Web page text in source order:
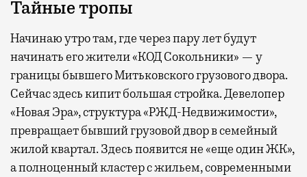
Тайные тропы
Начинаю утро там, где через пару лет будут
начинать его жители «КОД Сокольники» — у
границы бывшего Митьковского грузового двора.
Сейчас здесь кипит большая стройка. Девелопер
«Новая Эра», структура «РЖД-Недвижимости»,
превращает бывший грузовой двор в семейный
жилой квартал. Здесь появится не «еще один ЖК»,
а полноценный кластер с жильем, современными